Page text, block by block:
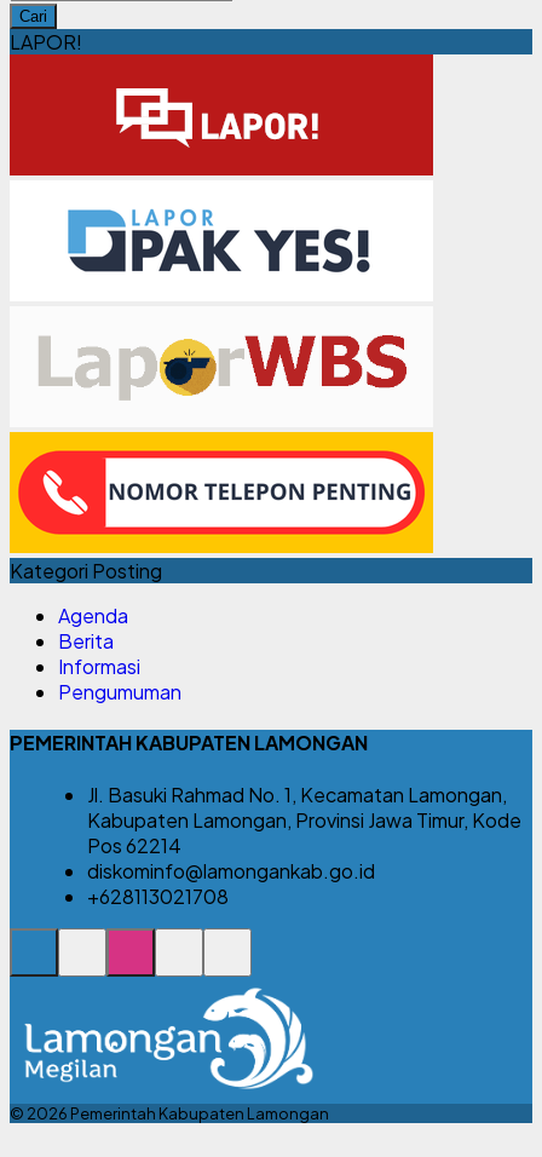
Cari
LAPOR!
Kategori Posting
Agenda
Berita
Informasi
Pengumuman
PEMERINTAH KABUPATEN LAMONGAN
Jl. Basuki Rahmad No. 1, Kecamatan Lamongan,
Kabupaten Lamongan, Provinsi Jawa Timur, Kode
Pos 62214
diskominfo@lamongankab.go.id
+628113021708
© 2026 Pemerintah Kabupaten Lamongan